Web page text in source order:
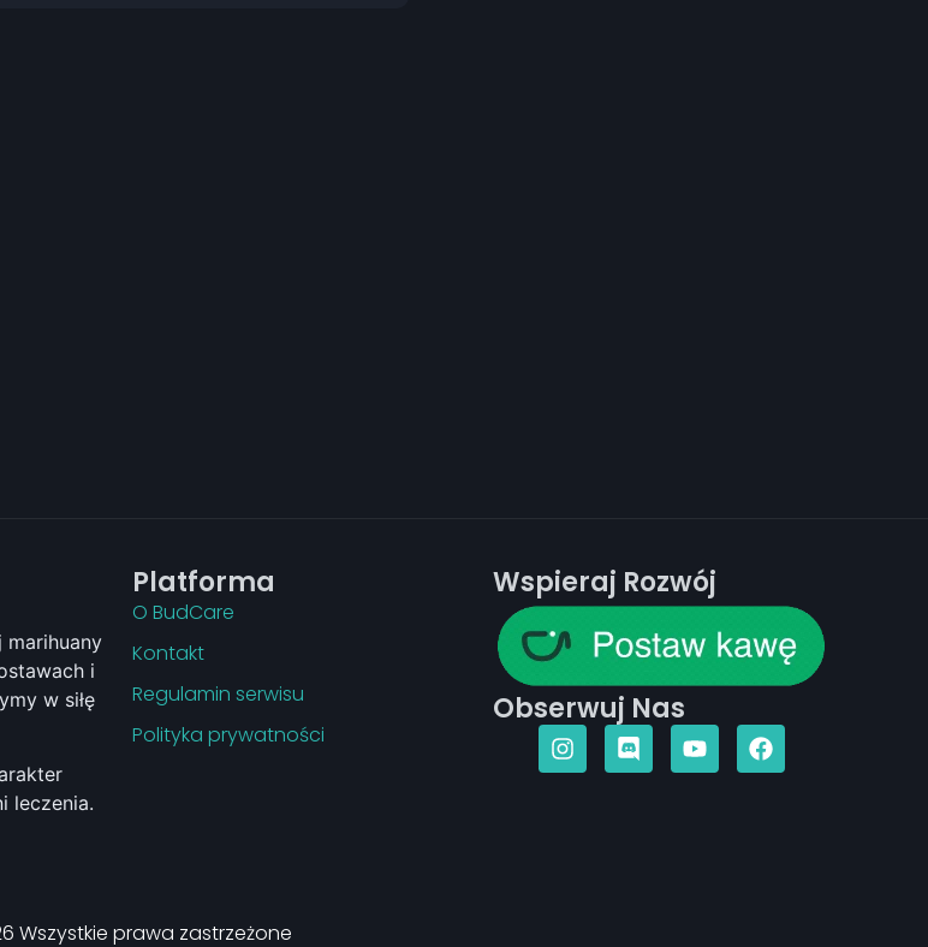
marihuany
i
w siłę
leczenia.
Platforma
O BudCare
Kontakt
Regulamin serwisu
Polityka prywatności
Wspieraj Rozwój
Obserwuj Nas
Wszystkie prawa zastrzeżone